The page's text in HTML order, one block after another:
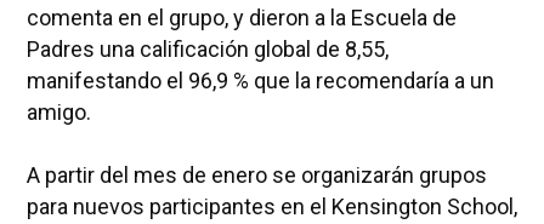
comenta en el grupo, y dieron a la Escuela de
Padres una calificación global de 8,55,
manifestando el 96,9 % que la recomendaría a un
amigo.
A partir del mes de enero se organizarán grupos
para nuevos participantes en el Kensington School,